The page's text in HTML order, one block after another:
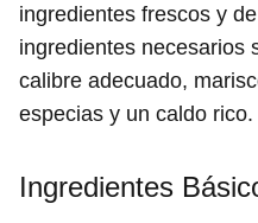
ingredientes frescos y
ingredientes necesarios
calibre adecuado,
especias y un caldo rico.
Ingredientes